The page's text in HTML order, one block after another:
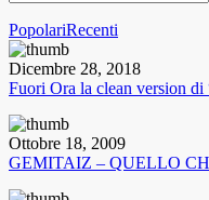
PopolariRecenti
Dicembre 28, 2018
Fuori Ora la clean version
Ottobre 18, 2009
GEMITAIZ – QUELLO